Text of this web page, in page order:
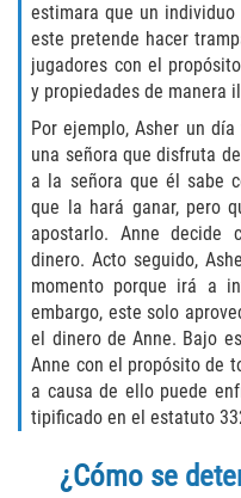
Sello
Tutela
Delitos de
Armas
Fuego
Fuego
estimara que un
este pretende hacer
jugadores con el
y propiedades de manera
Por ejemplo, Asher un
una señora que disfruta
a la señora que él sabe
que la hará ganar, pero
apostarlo. Anne
dinero. Acto seguido,
momento porque irá a
embargo, este solo
el dinero de Anne. Bajo
Anne con el propósito de
a causa de ello puede
tipificado en el estatuto
¿Cómo se